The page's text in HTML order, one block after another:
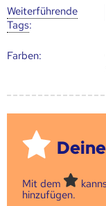
Weiter­führende
Tags:
Farben:
Mit dem
hinzufügen.